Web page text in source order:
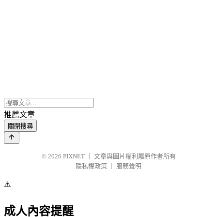
推薦文章
關閉搜尋
© 2026 PIXNET
文章與圖片權利屬原作者所有
隱私權政策
服務聲明
⚠️
成人內容提醒